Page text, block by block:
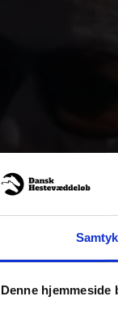
Denne hjemmeside